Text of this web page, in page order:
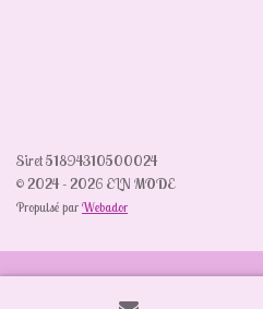
Siret 51894310500024
© 2024 - 2026 ELN MODE
Propulsé par Webador